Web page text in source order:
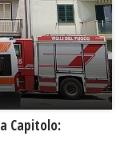
Capitolo: